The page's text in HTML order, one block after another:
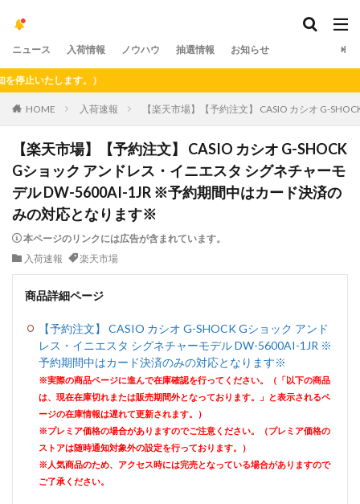
ニュース 入荷情報 ノウハウ 抽選情報 お知らせ
たします。）
HOME 入荷速報 【楽天市場】【予約注文】 CASIO カシオ G-
【楽天市場】【予約注文】 CASIO カシオ G-SHOCK
Gショック アンドレス・イニエスタ シグネチャーモ
デル DW-5600AI-1JR ※予約期間中はカード決済の
みの対応となります※
本ページのリンクには広告が含まれています。
入荷速報
楽天市場
商品詳細ページ
【予約注文】 CASIO カシオ G-SHOCK Gショック アンド
レス・イニエスタ シグネチャーモデル DW-5600AI-1JR ※
予約期間中はカード決済のみの対応となります※
※実際の商品ページに進んで在庫確認を行ってください。（「以下の商品
は、現在在庫切れまたは販売期間外となっております。」と表示されるペ
ージの在庫情報は遅れて更新されます。）
※プレミア価格の場合がありますのでご注意ください。（プレミア価格の
ストアは随時通知対象外の設定を行っております。）
※人気商品のため、アクセス時には完売となっている場合がありますので
ご了承ください。